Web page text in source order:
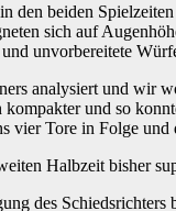
den beiden
sich auf
unvorbereitete
analysiert und wir
und so
vier Tore in Folge
Halbzeit bisher
des